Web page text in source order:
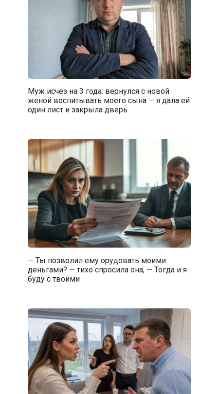
Муж исчез на 3 года: вернулся с новой
женой воспитывать моего сына — я дала ей
один лист и закрыла дверь
— Ты позволил ему орудовать моими
деньгами? — тихо спросила она, — Тогда и я
буду с твоими